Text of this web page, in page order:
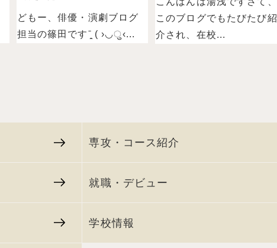
どもー、俳優・演劇ブログ
担当の篠田ですˉ̞̭ ( ›◡ु‹...
このブログでもたびたび紹
介され、在校...
専攻・コース紹介
就職・デビュー
学校情報